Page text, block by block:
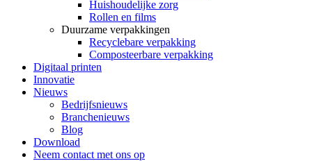
Huishoudelijke zorg
Rollen en films
Duurzame verpakkingen
Recyclebare verpakking
Composteerbare verpakking
Digitaal printen
Innovatie
Nieuws
Bedrijfsnieuws
Branchenieuws
Blog
Download
Neem contact met ons op